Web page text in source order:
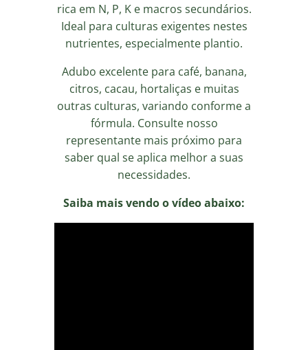
rica em N, P, K e macros secundários.
Ideal para culturas exigentes nestes
nutrientes, especialmente plantio.
Adubo excelente para café, banana,
citros, cacau, hortaliças e muitas
outras culturas, variando conforme a
fórmula. Consulte nosso
representante mais próximo para
saber qual se aplica melhor a suas
necessidades.
Saiba mais vendo o vídeo abaixo: